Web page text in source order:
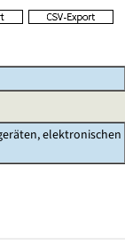
elektronischen